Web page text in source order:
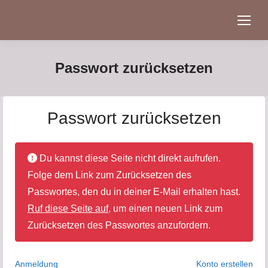
Passwort zurücksetzen
Passwort zurücksetzen
Du kannst diese Seite nicht direkt aufrufen.
Folge dem Link zum Zurücksetzen des
Passwortes, den du in deiner E-Mail erhalten hast.
Ruf diese Seite auf, um einen neuen Link zum
Zurücksetzen des Passwortes anzufordern.
Anmeldung Konto erstellen